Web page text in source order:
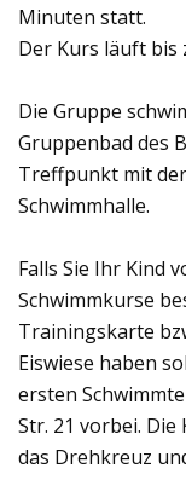
Minuten statt.
Der Kurs läuft bis
Die Gruppe
Gruppenbad des
Treffpunkt mit
Schwimmhalle.
Falls Sie Ihr Kind
Schwimmkurse
Trainingskarte
Eiswiese haben
ersten
Str. 21 vorbei.
das Drehkreuz